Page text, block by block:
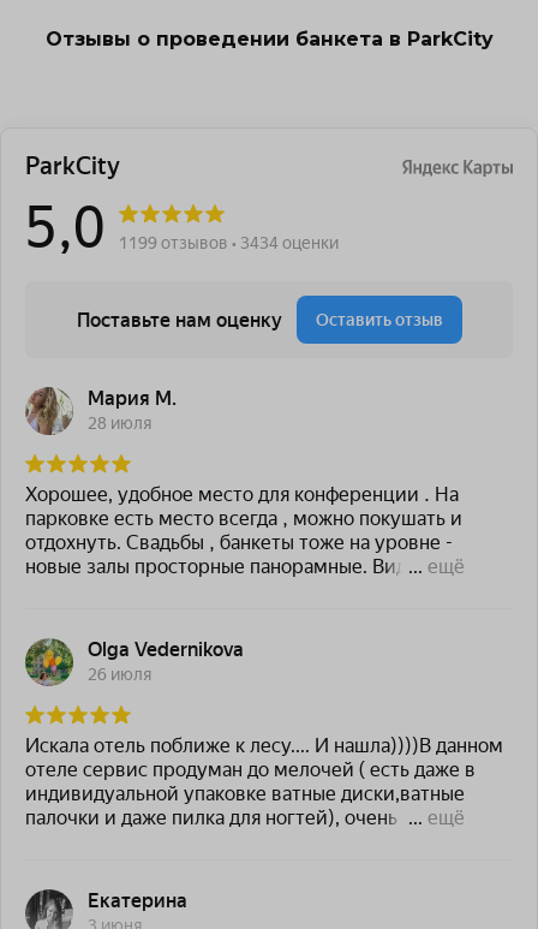
Отзывы о проведении банкета в ParkCity